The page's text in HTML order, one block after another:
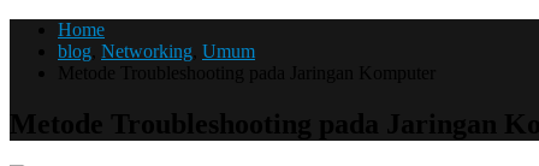
Home
blog Networking Umum